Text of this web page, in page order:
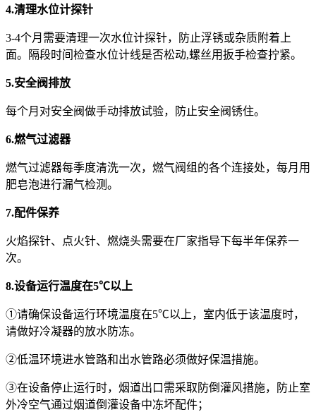
4.清理水位计探针
3-4个月需要清理一次水位计探针，防止浮锈或杂质附着上
面。隔段时间检查水位计线是否松动,螺丝用扳手检查拧紧。
5.安全阀排放
每个月对安全阀做手动排放试验，防止安全阀锈住。
6.燃气过滤器
燃气过滤器每季度清洗一次，燃气阀组的各个连接处，每月用
肥皂泡进行漏气检测。
7.配件保养
火焰探针、点火针、燃烧头需要在厂家指导下每半年保养一
次。
8.设备运行温度在5℃以上
①请确保设备运行环境温度在5℃以上，室内低于该温度时，
请做好冷凝器的放水防冻。
②低温环境进水管路和出水管路必须做好保温措施。
③在设备停止运行时，烟道出口需采取防倒灌风措施，防止室
外冷空气通过烟道倒灌设备中冻坏配件；